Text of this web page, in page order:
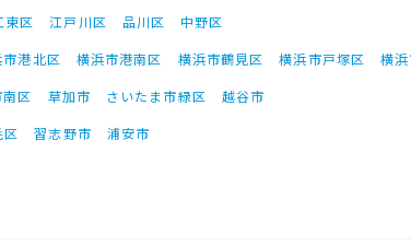
東区 江戸川区 品川区
中野区
市港北区 横浜市港南区 横浜市鶴見区 横浜市戸塚区
横
区 草加市 さいたま市緑区
越谷市
区 習志野市 浦安市